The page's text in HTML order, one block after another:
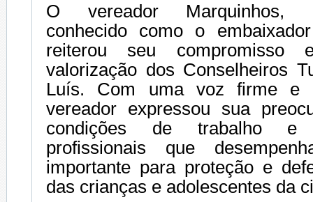
O vereador Marquinhos,
conhecido como o
reiterou seu compromisso
valorização dos Conselheiros
Luís. Com uma voz firme e
vereador expressou sua
condições de trabalho e
profissionais que
importante para proteção e
das crianças e adolescentes da